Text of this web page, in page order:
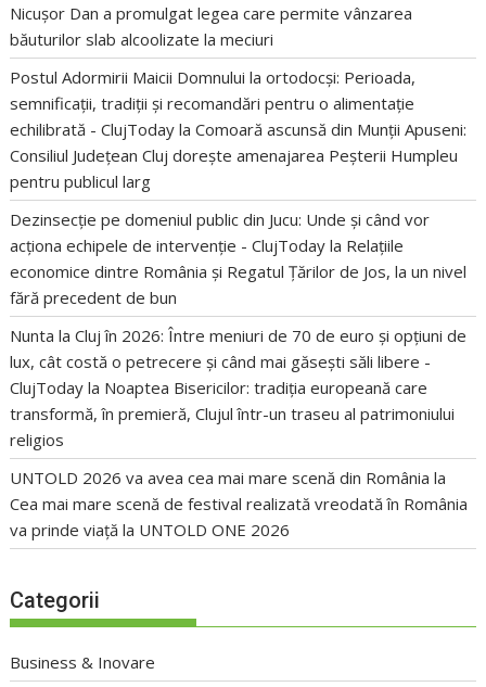
Nicușor Dan a promulgat legea care permite vânzarea
băuturilor slab alcoolizate la meciuri
Postul Adormirii Maicii Domnului la ortodocși: Perioada,
semnificații, tradiții și recomandări pentru o alimentație
echilibrată - ClujToday laComoară ascunsă din Munții Apuseni:
Consiliul Județean Cluj dorește amenajarea Peșterii Humpleu
pentru publicul larg
Dezinsecție pe domeniul public din Jucu: Unde și când vor
acționa echipele de intervenție - ClujToday la Relațiile
economice dintre România și Regatul Țărilor de Jos, la un nivel
fără precedent de bun
Nunta la Cluj în 2026: Între meniuri de 70 de euro și opțiuni de
lux, cât costă o petrecere și când mai găsești săli libere -
ClujToday la Noaptea Bisericilor: tradiția europeană care
transformă, în premieră, Clujul într-un traseu al patrimoniului
religios
UNTOLD 2026 va avea cea mai mare scenă din România la
Cea mai mare scenă de festival realizată vreodată în România
va prinde viață la UNTOLD ONE 2026
Categorii
Business & Inovare